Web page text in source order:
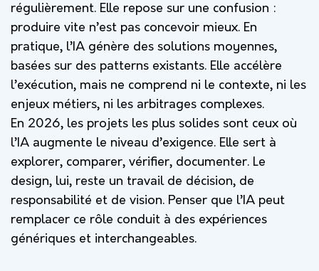
régulièrement. Elle repose sur une confusion :
produire vite n’est pas concevoir mieux. En
pratique, l’IA génère des solutions moyennes,
basées sur des patterns existants. Elle accélère
l’exécution, mais ne comprend ni le contexte, ni les
enjeux métiers, ni les arbitrages complexes.
En 2026, les projets les plus solides sont ceux où
l’IA augmente le niveau d’exigence. Elle sert à
explorer, comparer, vérifier, documenter. Le
design, lui, reste un travail de décision, de
responsabilité et de vision. Penser que l’IA peut
remplacer ce rôle conduit à des expériences
génériques et interchangeables.